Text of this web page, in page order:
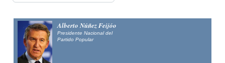
Alfonso Fernández
Mañueco
Presidente del Partido Popular de Castilla y León y candidato